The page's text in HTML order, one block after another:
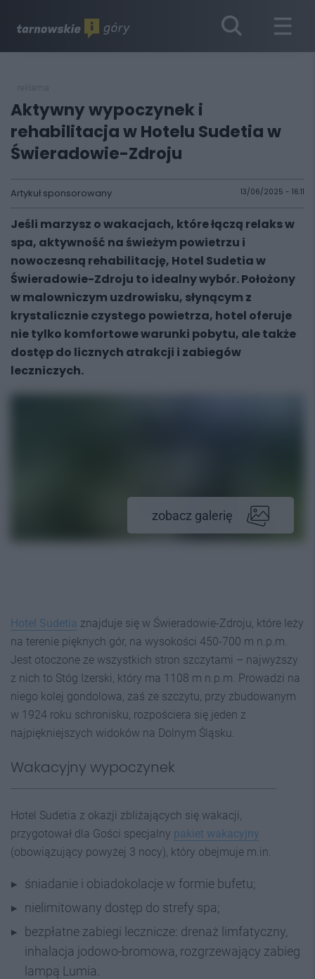
Aktywny wypoczynek i
rehabilitacja w Hotelu Sudetia w
Świeradowie-Zdroju
Artykuł sponsorowany 13/06/2025 - 16:11
Jeśli marzysz o wakacjach, które łączą relaks w
spa, aktywność na świeżym powietrzu i
nowoczesną rehabilitację, Hotel Sudetia w
Świeradowie-Zdroju to idealny wybór. Położony
w malowniczym uzdrowisku, słynącym z
krystalicznie czystego powietrza, hotel oferuje
nie tylko komfortowe warunki pobytu, ale także
dostęp do licznych atrakcji i zabiegów
leczniczych.
zobacz galerię
Hotel Sudetia znajduje się w Świeradowie-Zdroju, które leży
na terenie pięknych gór, na wysokości 450-700 m n.p.m.
Jest otoczone ze wszystkich stron szczytami – najwyższy
z nich to Stóg Izerski, który ma 1108 m n.p.m. Prowadzi na
niego kolej gondolowa, zaś ze szczytu, przy zbudowanym
w 1924 roku schronisku, rozpościera się jeden z
najpiękniejszych widoków na Dolnym Śląsku.
Wakacyjny wypoczynek
Hotel Sudetia z okazji zbliżających się wakacji,
przygotował dla Gości specjalny pakiet wakacyjny
(obowiązujący powyżej 3 nocy), który obejmuje m.in.
śniadanie i obiadokolacje w formie bufetu;
nielimitowany dostęp do strefy spa;
bezpłatne zabiegi lecznicze: drenaż limfatyczny,
inhalacja jodowo-bromowa, rozgrzewający zabieg
lampą Lumia.